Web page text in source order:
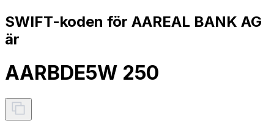
SWIFT-koden för AAREAL BANK AG
är
AARBDE5W 250